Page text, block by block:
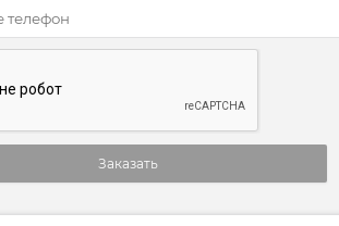
Заказать